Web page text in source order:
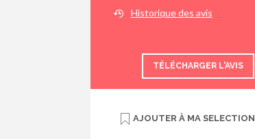
Historique des avis
TÉLÉCHARGER L'AVIS
AJOUTER À MA SELECTION